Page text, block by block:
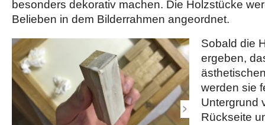
besonders dekorativ machen. Die Holzstücke
Belieben in dem Bilderrahmen angeordnet.
Sobald die
ergeben,
werden sie
Untergrund
Rückseite